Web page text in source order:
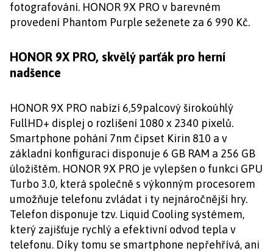
fotografování. HONOR 9X PRO v barevném
provedení Phantom Purple seženete za 6 990 Kč.
HONOR 9X PRO, skvělý parťák pro herní
nadšence
HONOR 9X PRO nabízí 6,59palcový širokoúhlý
FullHD+ displej o rozlišení 1080 x 2340 pixelů.
Smartphone pohání 7nm čipset Kirin 810 a v
základní konfiguraci disponuje 6 GB RAM a 256 GB
úložištěm. HONOR 9X PRO je vylepšen o funkci GPU
Turbo 3.0, která společně s výkonným procesorem
umožňuje telefonu zvládat i ty nejnáročnější hry.
Telefon disponuje tzv. Liquid Cooling systémem,
který zajišťuje rychlý a efektivní odvod tepla v
telefonu. Díky tomu se smartphone nepřehřívá, ani